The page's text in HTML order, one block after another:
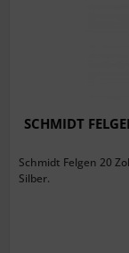
SCHMIDT
Schmidt Felgen 20
Silber.